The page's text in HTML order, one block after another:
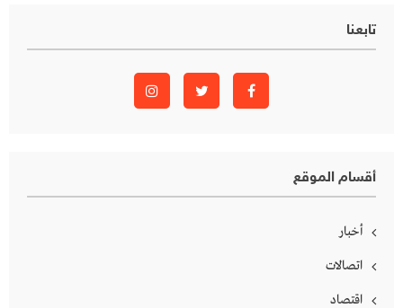
تابعنا
أقسام الموقع
أخبار
اتصالات
اقتصاد